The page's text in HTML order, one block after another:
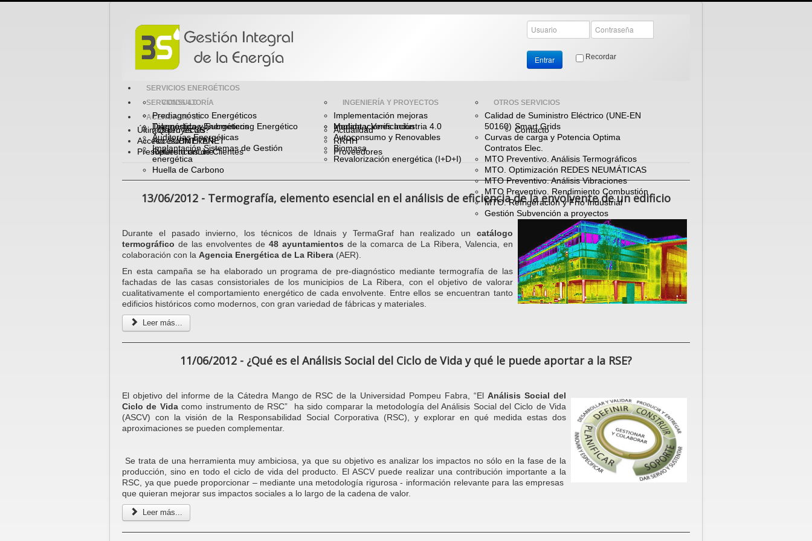
Entrar Recordar
SERVICIOS ENERGÉTICOS
CONSULTORÍA
Prediagnóstico Energéticos
Diagnósticos Energéticos
Auditorías Energéticas
Implantación Sistemas de Gestión
energética
Huella de Carbono
INGENIERÍA Y PROYECTOS
Implementación mejoras
Medida y Verificación
Autoconsumo y Renovables
Biomasa
Revalorización energética (I+D+I)
OTROS SERVICIOS
Calidad de Suministro Eléctrico (UNE-EN
50160)
Curvas de carga y Potencia Optima
Contratos Elec.
MTO Preventivo. Análisis Termográficos
MTO. Optimización REDES NEUMÁTICAS
MTO Preventivo. Análisis Vibraciones
MTO Preventivo. Rendimiento Combustión
MTO. Refrigeración y Frío Industrial
Gestión Subvención a proyectos
SERVICIOS 4.0
Telemedida y Submetering Energético Implantaciones Industria 4.0 Smart Grids
ACERCA DE 3S
¿Quién es 3S?
Acceso INTRANET
Referencias de Clientes
Actualidad
RRHH
Proveedores
Contacto
Últimos proyectos
Acceso SUBMETER
Presupuesto onLine
13/06/2012 - Termografía, elemento esencial en el análisis de eficiencia de la envolvente de un edificio
Durante el pasado invierno, los técnicos de Idnais y TermaGraf han realizado un catálogo
termográfico de las envolventes de 48 ayuntamientos de la comarca de La Ribera, Valencia, en
colaboración con la Agencia Energética de La Ribera (AER).
En esta campaña se ha elaborado un programa de pre-diagnóstico mediante termografía de las
fachadas de las casas consistoriales de los municipios de La Ribera, con el objetivo de valorar
cualitativamente el comportamiento energético de cada envolvente. Entre ellos se encuentran tanto
edificios históricos como modernos, con gran variedad de fábricas y materiales.
Leer más...
11/06/2012 - ¿Qué es el Análisis Social del Ciclo de Vida y qué le puede aportar a la RSE?
El objetivo del informe de la Cátedra Mango de RSC de la Universidad Pompeu Fabra, “ElAnálisis Social del
Ciclo de Vidacomo instrumento de RSC” ha sido comparar la metodología del Análisis Social del Ciclo de Vida
(ASCV) con la visión de la Responsabilidad Social Corporativa (RSC), y explorar en qué medida estas dos
aproximaciones se pueden complementar.
Se trata de una herramienta muy ambiciosa, ya que su objetivo es analizar los impactos no sólo en la fase de la
producción, sino en todo el ciclo de vida del producto. El ASCV puede realizar una contribución importante a la
RSC, ya que puede proporcionar – mediante una metodología rigurosa - información relevante para las empresas
que quieran mejorar sus impactos sociales a lo largo de la cadena de valor.
Leer más...